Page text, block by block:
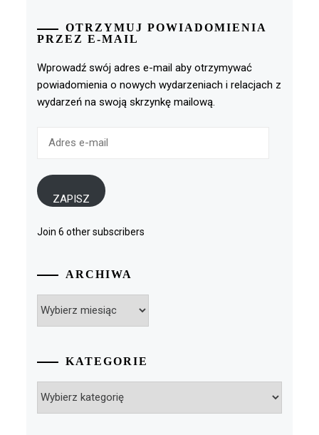
OTRZYMUJ POWIADOMIENIA
PRZEZ E-MAIL
Wprowadź swój adres e-mail aby otrzymywać
powiadomienia o nowych wydarzeniach i relacjach z
wydarzeń na swoją skrzynkę mailową.
ZAPISZ
Join 6 other subscribers
ARCHIWA
KATEGORIE